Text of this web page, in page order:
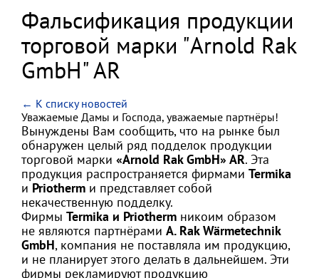
Фальсификация продукции
торговой марки "Arnold Rak
GmbH" AR
← К списку новостей
Уважаемые Дамы и Господа, уважаемые партнёры!
Вынуждены Вам сообщить, что на рынке был
обнаружен целый ряд подделок продукции
торговой марки «Arnold Rak GmbH» AR. Эта
продукция распространяется фирмами Termika
и Priotherm и представляет собой
некачественную подделку.
Фирмы Termika и Priotherm никоим образом
не являются партнёрами A. Rak Wärmetechnik
GmbH, компания не поставляла им продукцию,
и не планирует этого делать в дальнейшем. Эти
фирмы рекламируют продукцию